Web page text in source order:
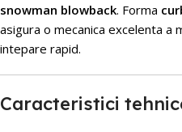
snowman blowback. Forma
asigura o mecanica excelenta a
intepare rapid.
Caracteristici